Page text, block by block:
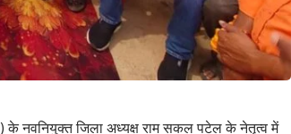
के नवनियुक्त जिला अध्यक्ष राम सकल पटेल के नेतृत्व में